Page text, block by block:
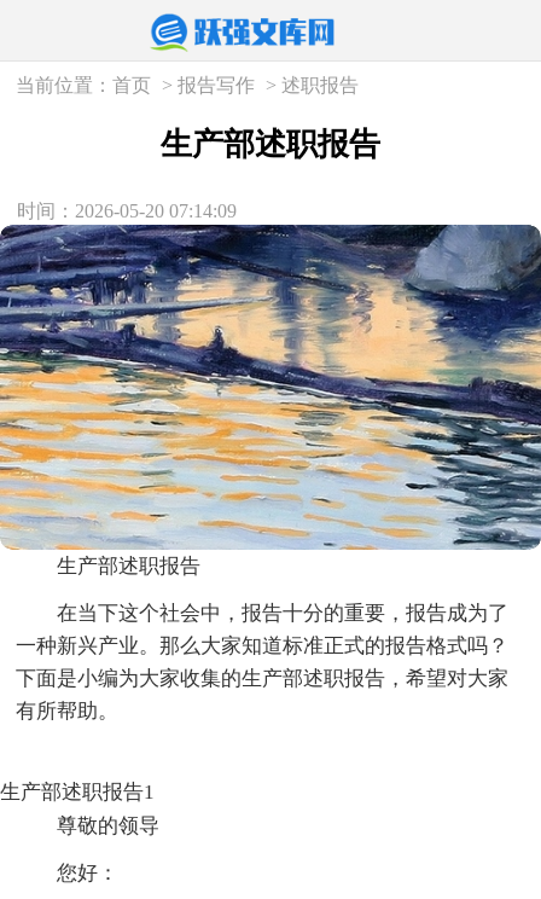
当前位置：首页 >报告写作 >述职报告
生产部述职报告
时间：2026-05-20 07:14:09
生产部述职报告
在当下这个社会中，报告十分的重要，报告成为了
一种新兴产业。那么大家知道标准正式的报告格式吗？
下面是小编为大家收集的生产部述职报告，希望对大家
有所帮助。
生产部述职报告1
尊敬的领导
您好：